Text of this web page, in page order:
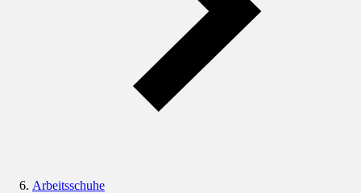
Arbeitsschuhe